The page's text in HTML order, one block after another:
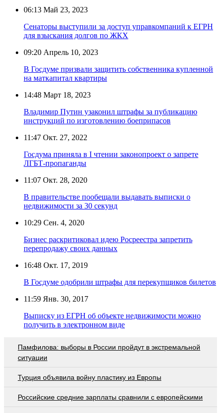
06:13 Май 23, 2023
Сенаторы выступили за доступ управкомпаний к ЕГРН
для взыскания долгов по ЖКХ
09:20 Апрель 10, 2023
В Госдуме призвали защитить собственника купленной
на маткапитал квартиры
14:48 Март 18, 2023
Владимир Путин узаконил штрафы за публикацию
инструкций по изготовлению боеприпасов
11:47 Окт. 27, 2022
Госдума приняла в I чтении законопроект о запрете
ЛГБТ-пропаганды
11:07 Окт. 28, 2020
В правительстве пообещали выдавать выписки о
недвижимости за 30 секунд
10:29 Сен. 4, 2020
Бизнес раскритиковал идею Росреестра запретить
перепродажу своих данных
16:48 Окт. 17, 2019
В Госдуме одобрили штрафы для перекупщиков билетов
11:59 Янв. 30, 2017
Выписку из ЕГРН об объекте недвижимости можно
получить в электронном виде
Памфилова: выборы в России пройдут в экстремальной
ситуации
Турция объявила войну пластику из Европы
Российские средние зарплаты сравнили с европейскими